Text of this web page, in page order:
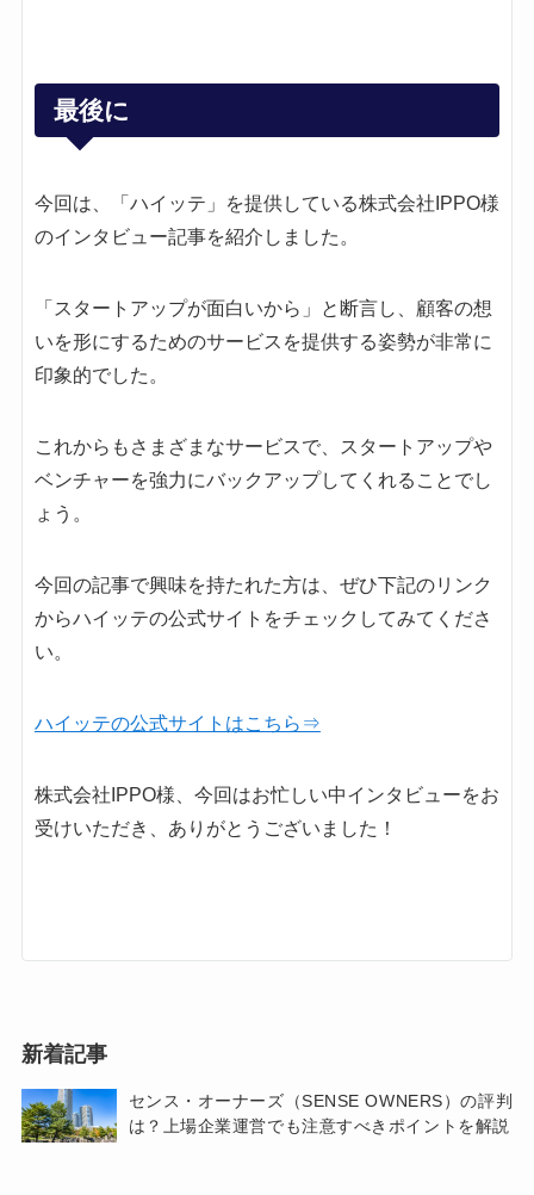
最後に
今回は、「ハイッテ」を提供している株式会社IPPO様
のインタビュー記事を紹介しました。
「スタートアップが面白いから」と断言し、顧客の想
いを形にするためのサービスを提供する姿勢が非常に
印象的でした。
これからもさまざまなサービスで、スタートアップや
ベンチャーを強力にバックアップしてくれることでし
ょう。
今回の記事で興味を持たれた方は、ぜひ下記のリンク
からハイッテの公式サイトをチェックしてみてくださ
い。
ハイッテの公式サイトはこちら⇒
株式会社IPPO様、今回はお忙しい中インタビューをお
受けいただき、ありがとうございました！
新着記事
センス・オーナーズ（SENSE OWNERS）の評判
は？上場企業運営でも注意すべきポイントを解説